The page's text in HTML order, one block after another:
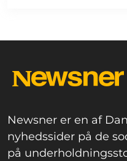
Newsner er en af
nyhedssider på de
på